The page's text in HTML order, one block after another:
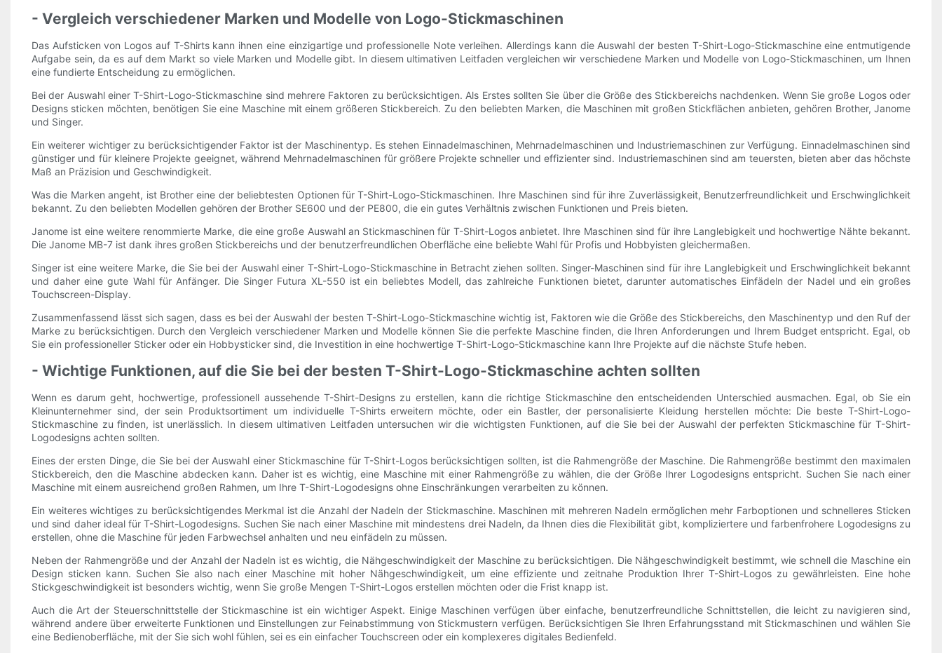
- Vergleich verschiedener Marken und Modelle von Logo-Stickmaschinen
Das Aufsticken von Logos auf T-Shirts kann ihnen eine einzigartige und professionelle Note verleihen. Allerdings kann die Auswahl der besten T-Shirt-Logo-Stickmaschine eine entmutigende
Aufgabe sein, da es auf dem Markt so viele Marken und Modelle gibt. In diesem ultimativen Leitfaden vergleichen wir verschiedene Marken und Modelle von Logo-Stickmaschinen, um Ihnen
eine fundierte Entscheidung zu ermöglichen.
Bei der Auswahl einer T-Shirt-Logo-Stickmaschine sind mehrere Faktoren zu berücksichtigen. Als Erstes sollten Sie über die Größe des Stickbereichs nachdenken. Wenn Sie große Logos oder
Designs sticken möchten, benötigen Sie eine Maschine mit einem größeren Stickbereich. Zu den beliebten Marken, die Maschinen mit großen Stickflächen anbieten, gehören Brother, Janome
und Singer.
Ein weiterer wichtiger zu berücksichtigender Faktor ist der Maschinentyp. Es stehen Einnadelmaschinen, Mehrnadelmaschinen und Industriemaschinen zur Verfügung. Einnadelmaschinen sind
günstiger und für kleinere Projekte geeignet, während Mehrnadelmaschinen für größere Projekte schneller und effizienter sind. Industriemaschinen sind am teuersten, bieten aber das höchste
Maß an Präzision und Geschwindigkeit.
Was die Marken angeht, ist Brother eine der beliebtesten Optionen für T-Shirt-Logo-Stickmaschinen. Ihre Maschinen sind für ihre Zuverlässigkeit, Benutzerfreundlichkeit und Erschwinglichkeit
bekannt. Zu den beliebten Modellen gehören der Brother SE600 und der PE800, die ein gutes Verhältnis zwischen Funktionen und Preis bieten.
Janome ist eine weitere renommierte Marke, die eine große Auswahl an Stickmaschinen für T-Shirt-Logos anbietet. Ihre Maschinen sind für ihre Langlebigkeit und hochwertige Nähte bekannt.
Die Janome MB-7 ist dank ihres großen Stickbereichs und der benutzerfreundlichen Oberfläche eine beliebte Wahl für Profis und Hobbyisten gleichermaßen.
Singer ist eine weitere Marke, die Sie bei der Auswahl einer T-Shirt-Logo-Stickmaschine in Betracht ziehen sollten. Singer-Maschinen sind für ihre Langlebigkeit und Erschwinglichkeit bekannt
und daher eine gute Wahl für Anfänger. Die Singer Futura XL-550 ist ein beliebtes Modell, das zahlreiche Funktionen bietet, darunter automatisches Einfädeln der Nadel und ein großes
Touchscreen-Display.
Zusammenfassend lässt sich sagen, dass es bei der Auswahl der besten T-Shirt-Logo-Stickmaschine wichtig ist, Faktoren wie die Größe des Stickbereichs, den Maschinentyp und den Ruf der
Marke zu berücksichtigen. Durch den Vergleich verschiedener Marken und Modelle können Sie die perfekte Maschine finden, die Ihren Anforderungen und Ihrem Budget entspricht. Egal, ob
Sie ein professioneller Sticker oder ein Hobbysticker sind, die Investition in eine hochwertige T-Shirt-Logo-Stickmaschine kann Ihre Projekte auf die nächste Stufe heben.
- Wichtige Funktionen, auf die Sie bei der besten T-Shirt-Logo-Stickmaschine achten sollten
Wenn es darum geht, hochwertige, professionell aussehende T-Shirt-Designs zu erstellen, kann die richtige Stickmaschine den entscheidenden Unterschied ausmachen. Egal, ob Sie ein
Kleinunternehmer sind, der sein Produktsortiment um individuelle T-Shirts erweitern möchte, oder ein Bastler, der personalisierte Kleidung herstellen möchte: Die beste T-Shirt-Logo-
Stickmaschine zu finden, ist unerlässlich. In diesem ultimativen Leitfaden untersuchen wir die wichtigsten Funktionen, auf die Sie bei der Auswahl der perfekten Stickmaschine für T-Shirt-
Logodesigns achten sollten.
Eines der ersten Dinge, die Sie bei der Auswahl einer Stickmaschine für T-Shirt-Logos berücksichtigen sollten, ist die Rahmengröße der Maschine. Die Rahmengröße bestimmt den maximalen
Stickbereich, den die Maschine abdecken kann. Daher ist es wichtig, eine Maschine mit einer Rahmengröße zu wählen, die der Größe Ihrer Logodesigns entspricht. Suchen Sie nach einer
Maschine mit einem ausreichend großen Rahmen, um Ihre T-Shirt-Logodesigns ohne Einschränkungen verarbeiten zu können.
Ein weiteres wichtiges zu berücksichtigendes Merkmal ist die Anzahl der Nadeln der Stickmaschine. Maschinen mit mehreren Nadeln ermöglichen mehr Farboptionen und schnelleres Sticken
und sind daher ideal für T-Shirt-Logodesigns. Suchen Sie nach einer Maschine mit mindestens drei Nadeln, da Ihnen dies die Flexibilität gibt, kompliziertere und farbenfrohere Logodesigns zu
erstellen, ohne die Maschine für jeden Farbwechsel anhalten und neu einfädeln zu müssen.
Neben der Rahmengröße und der Anzahl der Nadeln ist es wichtig, die Nähgeschwindigkeit der Maschine zu berücksichtigen. Die Nähgeschwindigkeit bestimmt, wie schnell die Maschine ein
Design sticken kann. Suchen Sie also nach einer Maschine mit hoher Nähgeschwindigkeit, um eine effiziente und zeitnahe Produktion Ihrer T-Shirt-Logos zu gewährleisten. Eine hohe
Stickgeschwindigkeit ist besonders wichtig, wenn Sie große Mengen T-Shirt-Logos erstellen möchten oder die Frist knapp ist.
Auch die Art der Steuerschnittstelle der Stickmaschine ist ein wichtiger Aspekt. Einige Maschinen verfügen über einfache, benutzerfreundliche Schnittstellen, die leicht zu navigieren sind,
während andere über erweiterte Funktionen und Einstellungen zur Feinabstimmung von Stickmustern verfügen. Berücksichtigen Sie Ihren Erfahrungsstand mit Stickmaschinen und wählen Sie
eine Bedienoberfläche, mit der Sie sich wohl fühlen, sei es ein einfacher Touchscreen oder ein komplexeres digitales Bedienfeld.